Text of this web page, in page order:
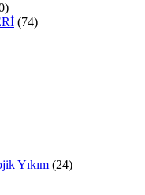
(74)
Yıkım (24)